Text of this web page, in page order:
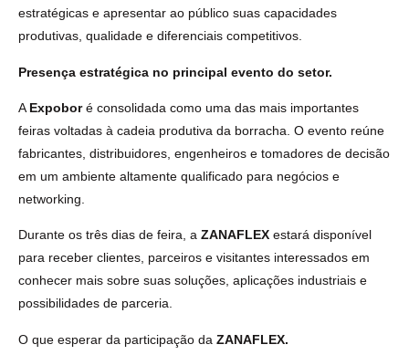
estratégicas e apresentar ao público suas capacidades
produtivas, qualidade e diferenciais competitivos.
Presença estratégica no principal evento do setor.
A Expoboré consolidada como uma das mais importantes
feiras voltadas à cadeia produtiva da borracha. O evento reúne
fabricantes, distribuidores, engenheiros e tomadores de decisão
em um ambiente altamente qualificado para negócios e
networking.
Durante os três dias de feira, a ZANAFLEX estará disponível
para receber clientes, parceiros e visitantes interessados em
conhecer mais sobre suas soluções, aplicações industriais e
possibilidades de parceria.
O que esperar da participação da ZANAFLEX.